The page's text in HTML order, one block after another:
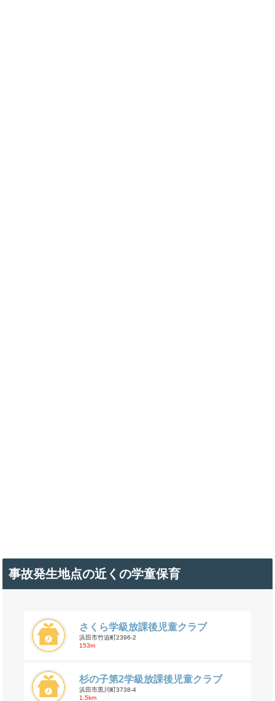
事故発生地点の近くの学童保育
さくら学級放課後児童クラブ
浜田市竹迫町2396-2
153m
杉の子第2学級放課後児童クラブ
浜田市黒川町3738-4
1.5km